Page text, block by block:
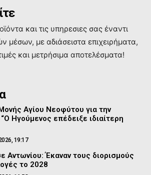
και τις υπηρεσιες σας έναντι
μέσων, με αδιάσειστα επιχειρήματα,
και μετρήσιμα αποτελέσματα!
Αγίου Νεοφύτου για την
Ηγούμενος επέδειξε ιδιαίτερη
19:17
Αντωνίου: Έκαναν τους διορισμούς
το 2028